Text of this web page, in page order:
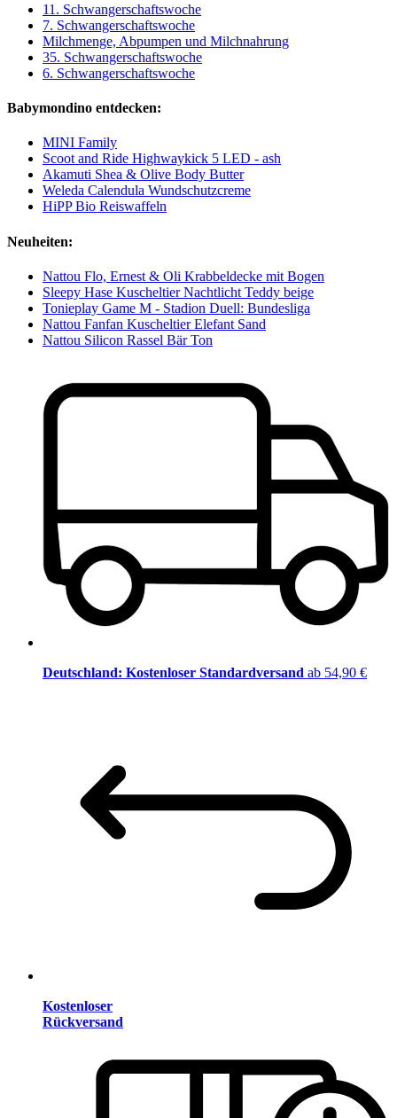
11. Schwangerschaftswoche
7. Schwangerschaftswoche
Milchmenge, Abpumpen und Milchnahrung
35. Schwangerschaftswoche
6. Schwangerschaftswoche
Babymondino entdecken:
MINI Family
Scoot and Ride Highwaykick 5 LED - ash
Akamuti Shea & Olive Body Butter
Weleda Calendula Wundschutzcreme
HiPP Bio Reiswaffeln
Neuheiten:
Nattou Flo, Ernest & Oli Krabbeldecke mit Bogen
Sleepy Hase Kuscheltier Nachtlicht Teddy beige
Tonieplay Game M - Stadion Duell: Bundesliga
Nattou Fanfan Kuscheltier Elefant Sand
Nattou Silicon Rassel Bär Ton
Deutschland: Kostenloser Standardversand ab 54,90 €
Kostenloser
Rückversand